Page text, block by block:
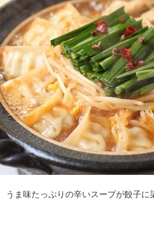
うま味たっぷりの辛いスープが餃子に